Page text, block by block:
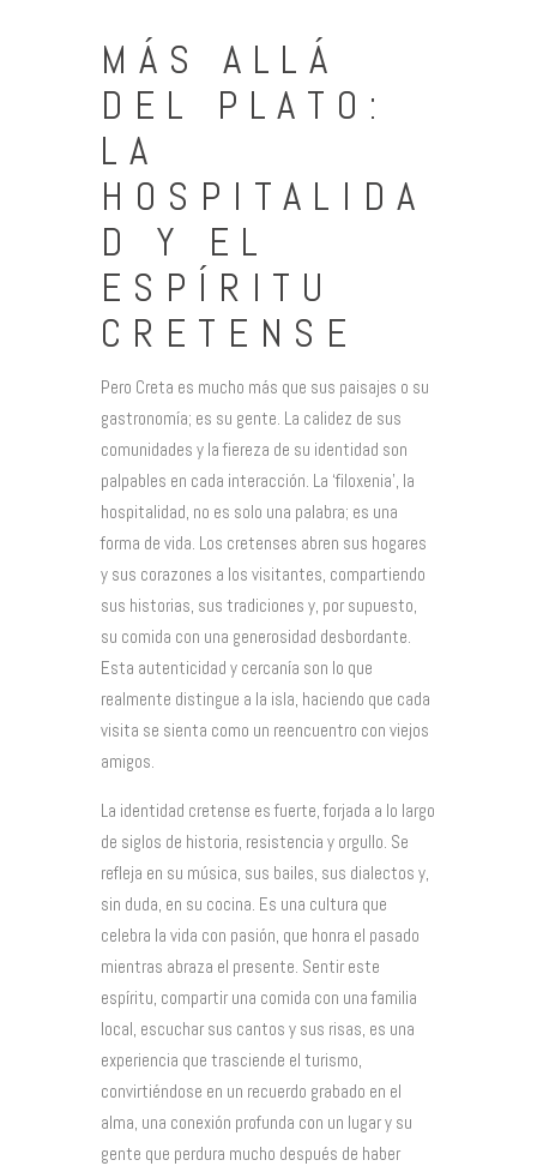
MÁS ALLÁ
DEL PLATO:
LA
HOSPITALIDA
D Y EL
ESPÍRITU
CRETENSE
Pero Creta es mucho más que sus paisajes o su
gastronomía; es su gente. La calidez de sus
comunidades y la fiereza de su identidad son
palpables en cada interacción. La ‘filoxenia’, la
hospitalidad, no es solo una palabra; es una
forma de vida. Los cretenses abren sus hogares
y sus corazones a los visitantes, compartiendo
sus historias, sus tradiciones y, por supuesto,
su comida con una generosidad desbordante.
Esta autenticidad y cercanía son lo que
realmente distingue a la isla, haciendo que cada
visita se sienta como un reencuentro con viejos
amigos.
La identidad cretense es fuerte, forjada a lo largo
de siglos de historia, resistencia y orgullo. Se
refleja en su música, sus bailes, sus dialectos y,
sin duda, en su cocina. Es una cultura que
celebra la vida con pasión, que honra el pasado
mientras abraza el presente. Sentir este
espíritu, compartir una comida con una familia
local, escuchar sus cantos y sus risas, es una
experiencia que trasciende el turismo,
convirtiéndose en un recuerdo grabado en el
alma, una conexión profunda con un lugar y su
gente que perdura mucho después de haber